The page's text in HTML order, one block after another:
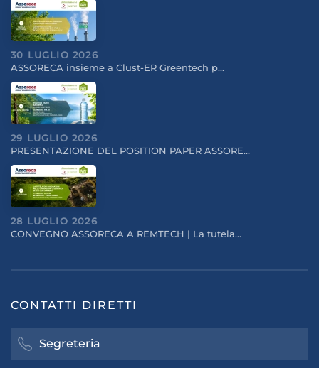
30 LUGLIO 2026
ASSORECA insieme a Clust-ER Greentech p…
29 LUGLIO 2026
PRESENTAZIONE DEL POSITION PAPER ASSORE…
28 LUGLIO 2026
CONVEGNO ASSORECA A REMTECH | La tutela…
CONTATTI DIRETTI
Segreteria